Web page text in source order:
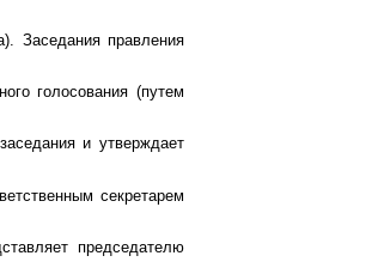
Заседания правления
голосования (путем
и утверждает
секретарем
председателю